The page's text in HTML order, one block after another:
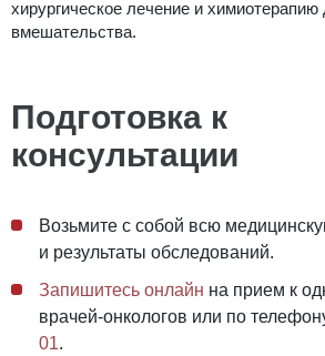
хирургическое лечение и
вмешательства.
Подготовка к
консультации
Возьмите с собой всю
и результаты обследований.
Запишитесь онлайн на прием к
врачей-онкологов или по
01.